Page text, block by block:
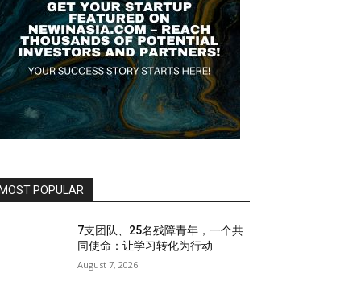
MOST POPULAR
7支团队、25名残障青年，一个共
同使命：让学习转化为行动
August 7, 2026